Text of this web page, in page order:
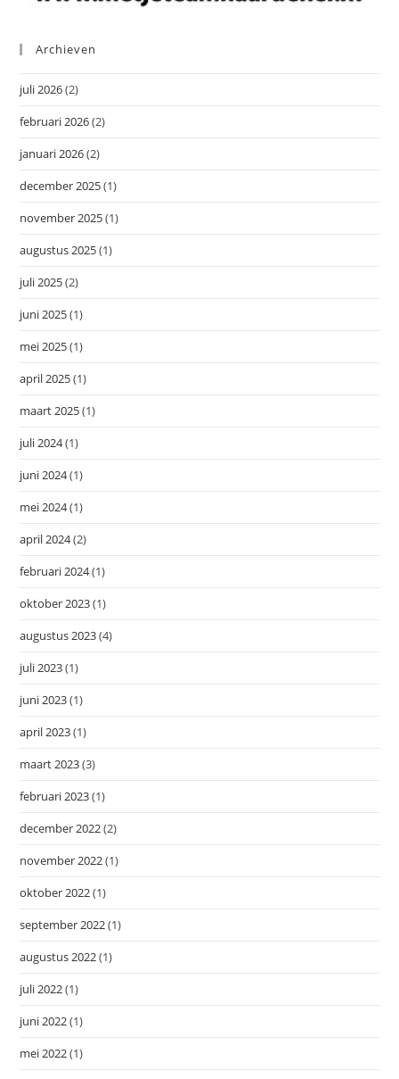
Archieven
juli 2026(2)
februari 2026(2)
januari 2026(2)
december 2025(1)
november 2025(1)
augustus 2025(1)
juli 2025(2)
juni 2025(1)
mei 2025(1)
april 2025(1)
maart 2025(1)
juli 2024(1)
juni 2024(1)
mei 2024(1)
april 2024(2)
februari 2024(1)
oktober 2023(1)
augustus 2023(4)
juli 2023(1)
juni 2023(1)
april 2023(1)
maart 2023(3)
februari 2023(1)
december 2022(2)
november 2022(1)
oktober 2022(1)
september 2022(1)
augustus 2022(1)
juli 2022(1)
juni 2022(1)
mei 2022(1)